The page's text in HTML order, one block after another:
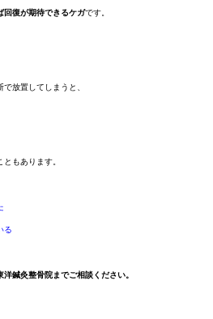
回復が期待できるケガです。
放置してしまうと、
もあります。
る
洋鍼灸整骨院までご相談ください。